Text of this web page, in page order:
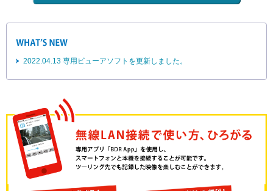
2022.04.13 専用ビューアソフトを更新しました。